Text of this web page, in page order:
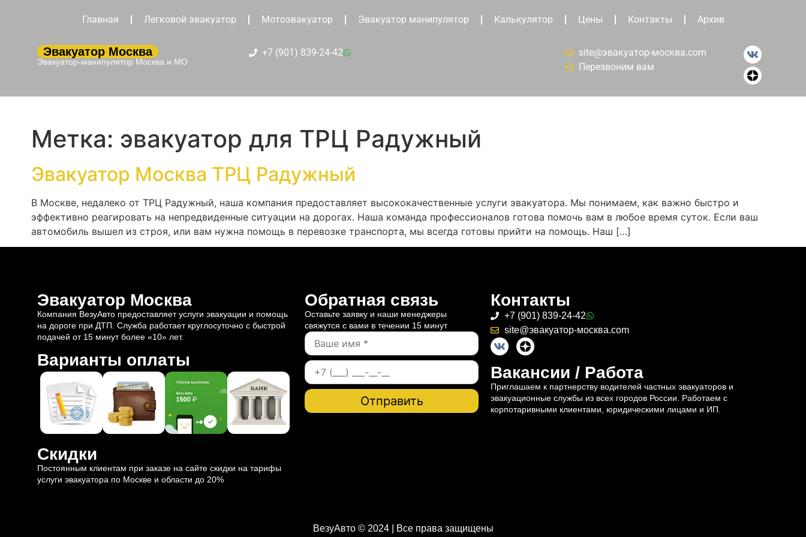
Главная Легковой эвакуатор Мотоэвакуатор Эвакуатор манипулятор Калькулятор Цены Контакты Архив
Эвакуатор Москва
Эвакуатор-манипулятор Москва и МО
+7 (901) 839-24-42
site@эвакуатор-москва.com
Перезвоним вам
Метка: эвакуатор для ТРЦ Радужный
Эвакуатор Москва ТРЦ Радужный
В Москве, недалеко от ТРЦ Радужный, наша компания предоставляет высококачественные услуги эвакуатора. Мы понимаем, как важно быстро и
эффективно реагировать на непредвиденные ситуации на дорогах. Наша команда профессионалов готова помочь вам в любое время суток. Если ваш
автомобиль вышел из строя, или вам нужна помощь в перевозке транспорта, мы всегда готовы прийти на помощь. Наш […]
Эвакуатор Москва
Компания ВезуАвто предоставляет услуги эвакуации и помощь
на дороге при ДТП. Служба работает круглосуточно с быстрой
подачей от 15 минут более «10» лет.
Варианты оплаты
Скидки
Постоянным клиентам при заказе на сайте скидки на тарифы
услуги эвакуатора по Москве и области до 20%
Обратная связь
Оставьте заявку и наши менеджеры
свяжутся с вами в течении 15 минут
Контакты
+7 (901) 839-24-42
site@эвакуатор-москва.com
Вакансии / Работа
Приглашаем к партнерству водителей частных эвакуаторов и
эвакуационные службы из всех городов России. Работаем с
корпотаривными клиентами, юридическими лицами и ИП.
ВезуАвто © 2024 | Все права защищены